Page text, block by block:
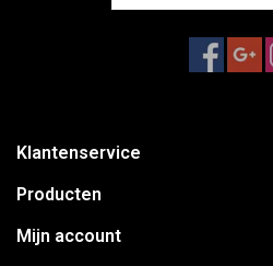
Klantenservice
Producten
Mijn account